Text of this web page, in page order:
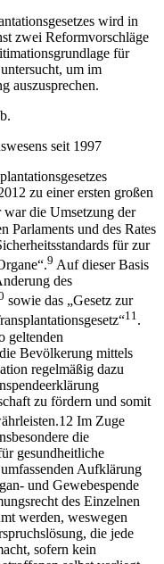
wird in
zwei Reformvorschläge
für
um im
auszusprechen.
seit 1997
zu einer ersten großen
die Umsetzung der
Parlaments und des Rates
für zur
9 Auf dieser Basis
des
sowie das „Gesetz zur
11.
geltenden
Bevölkerung mittels
regelmäßig dazu
zu fördern und somit
12 Im Zuge
die
gesundheitliche
Aufklärung
und Gewebespende
des Einzelnen
werden, weswegen
die jede
sofern kein